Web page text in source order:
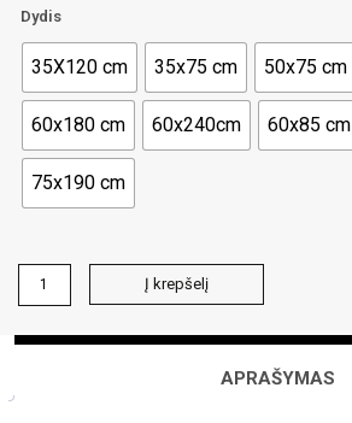
Dydis
35X120 cm 35x75 cm 50x75 cm
60x180 cm 60x240cm 60x85 cm
75x190 cm
kiekis:
kilimėlis
Į krepšelį
APRAŠYMAS